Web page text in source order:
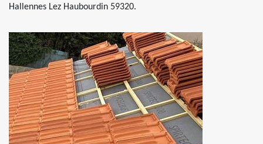
Hallennes Lez Haubourdin 59320.